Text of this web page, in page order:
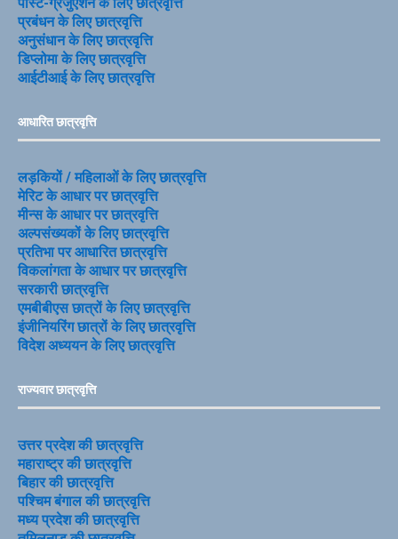
प्रबंधन के लिए छात्रवृत्ति
अनुसंधान के लिए छात्रवृत्ति
डिप्लोमा के लिए छात्रवृत्ति
आईटीआई के लिए छात्रवृत्ति
आधारित छात्रवृत्ति
लड़कियों / महिलाओं के लिए छात्रवृत्ति
मेरिट के आधार पर छात्रवृत्ति
मीन्स के आधार पर छात्रवृत्ति
अल्पसंख्यकों के लिए छात्रवृत्ति
प्रतिभा पर आधारित छात्रवृत्ति
विकलांगता के आधार पर छात्रवृत्ति
सरकारी छात्रवृत्ति
एमबीबीएस छात्रों के लिए छात्रवृत्ति
इंजीनियरिंग छात्रों के लिए छात्रवृत्ति
विदेश अध्ययन के लिए छात्रवृत्ति
राज्यवार छात्रवृत्ति
उत्तर प्रदेश की छात्रवृत्ति
महाराष्ट्र की छात्रवृत्ति
बिहार की छात्रवृत्ति
पश्चिम बंगाल की छात्रवृत्ति
मध्य प्रदेश की छात्रवृत्ति